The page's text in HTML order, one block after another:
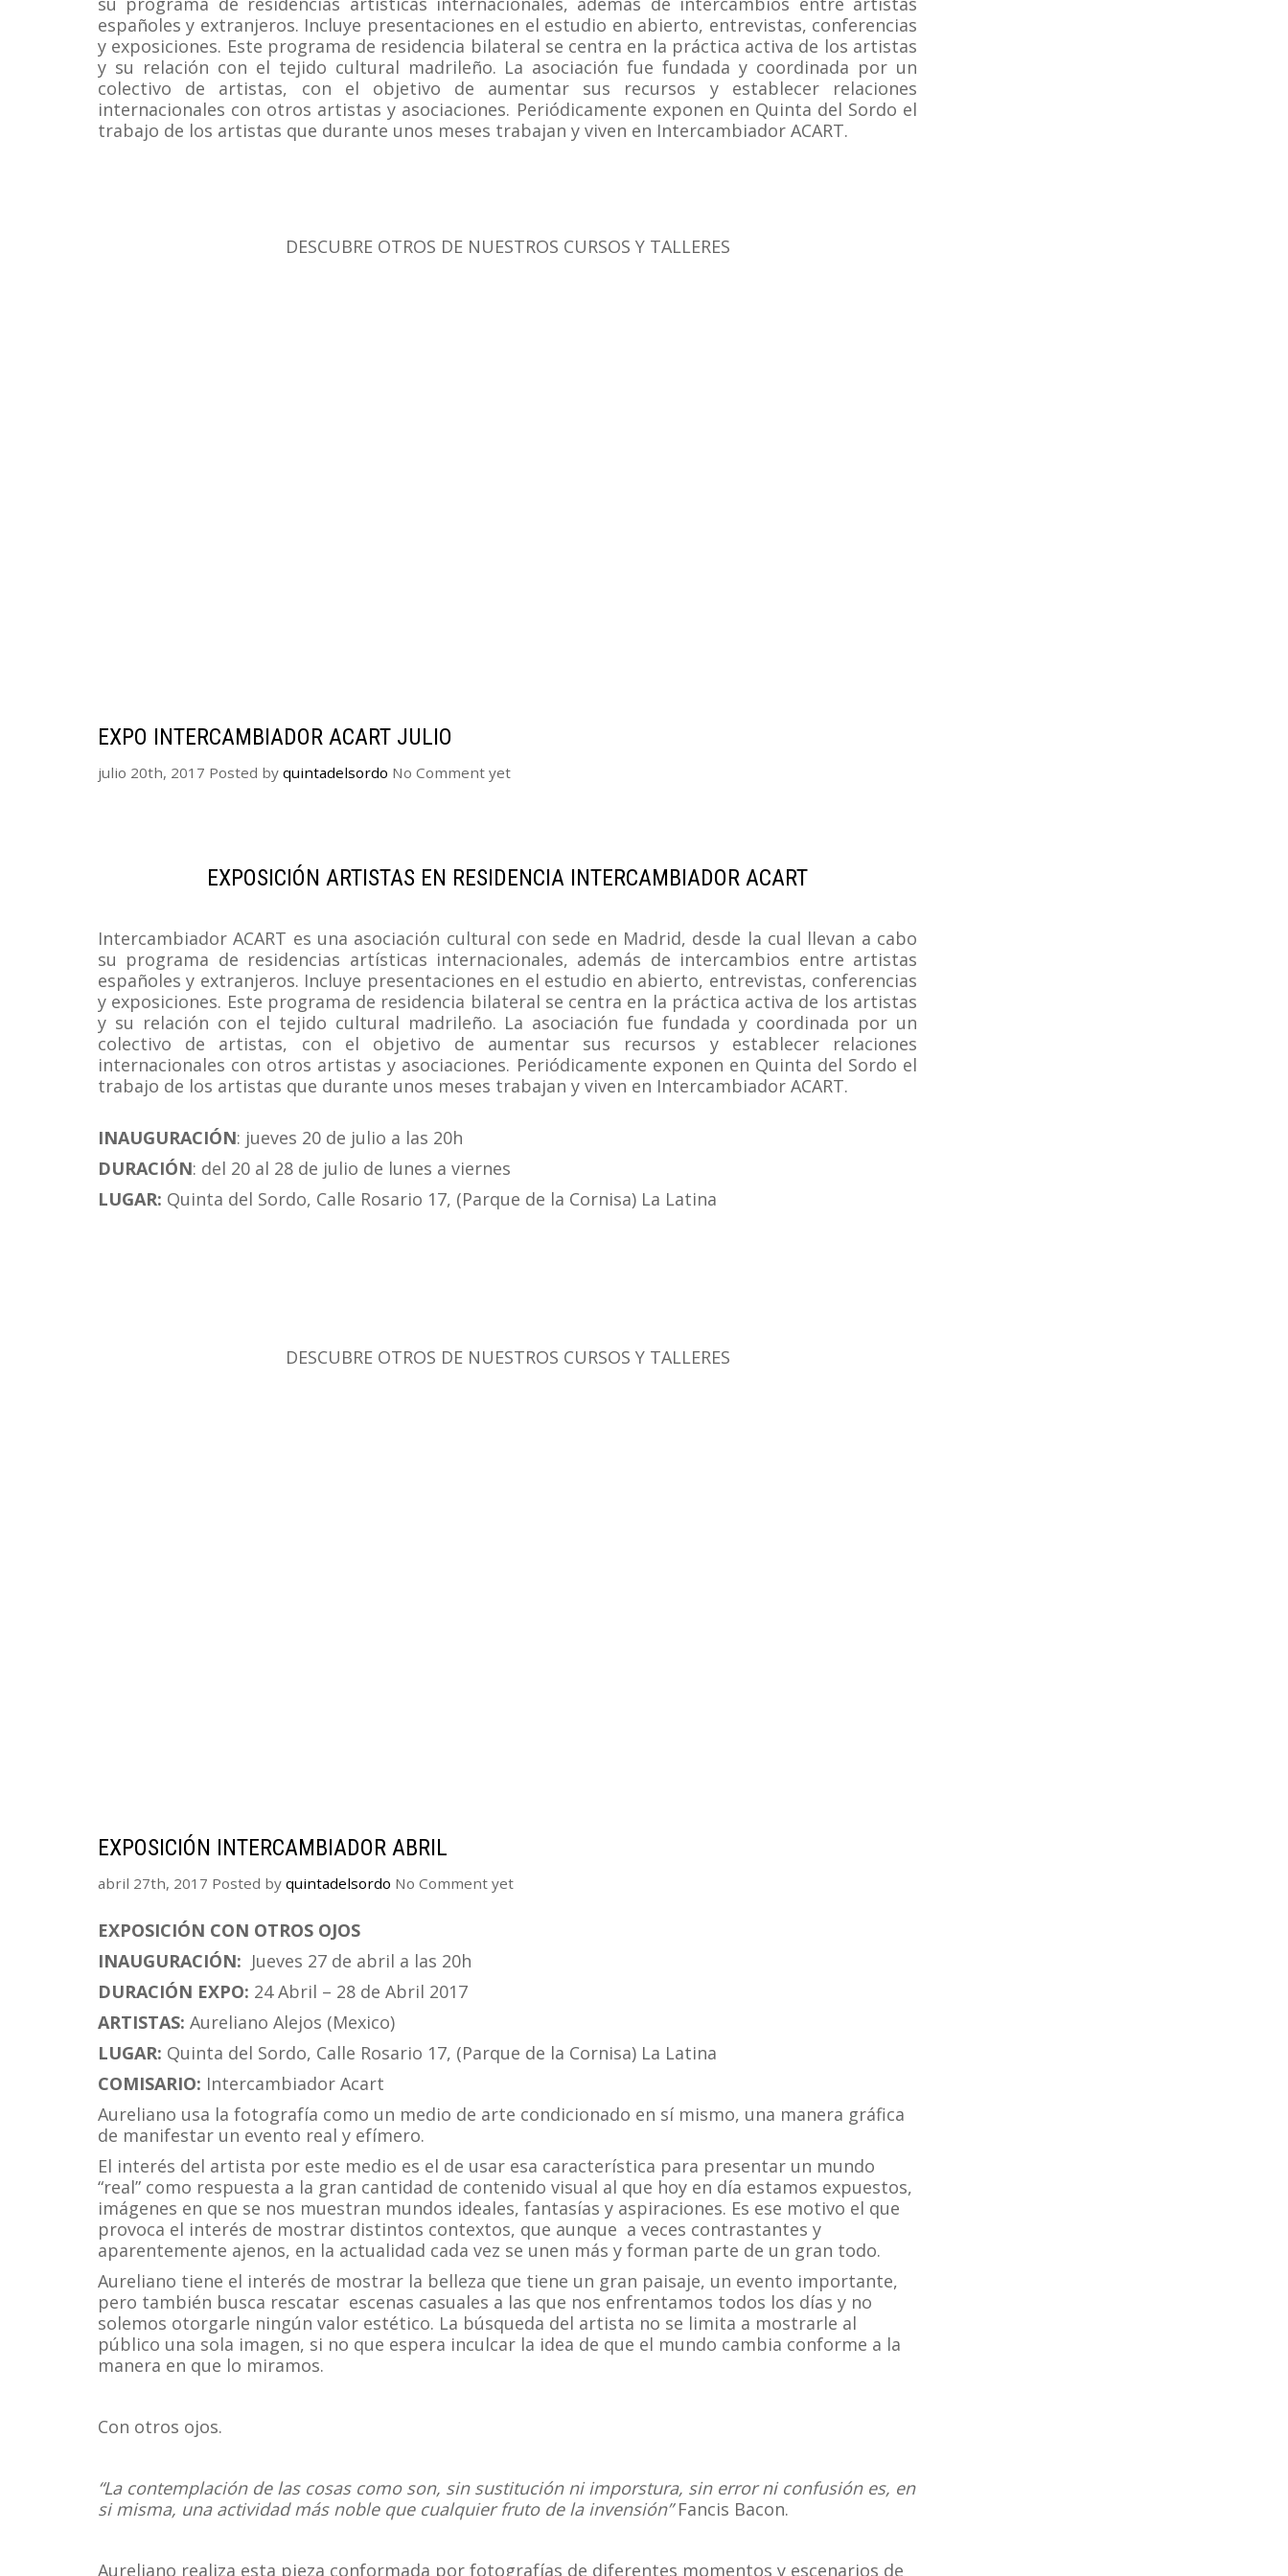
españoles y extranjeros. Incluye presentaciones en el estudio en abierto, entrevistas, conferencias
y exposiciones. Este programa de residencia bilateral se centra en la práctica activa de los artistas
y su relación con el tejido cultural madrileño. La asociación fue fundada y coordinada por un
colectivo de artistas, con el objetivo de aumentar sus recursos y establecer relaciones
internacionales con otros artistas y asociaciones. Periódicamente exponen en Quinta del Sordo el
trabajo de los artistas que durante unos meses trabajan y viven en Intercambiador ACART.
DESCUBRE OTROS DE NUESTROS CURSOS Y TALLERES
EXPO INTERCAMBIADOR ACART JULIO
julio 20th, 2017 Posted by quintadelsordo No Comment yet
EXPOSICIÓN ARTISTAS EN RESIDENCIA INTERCAMBIADOR ACART
Intercambiador ACART es una asociación cultural con sede en Madrid, desde la cual llevan a cabo
su programa de residencias artísticas internacionales, además de intercambios entre artistas
españoles y extranjeros. Incluye presentaciones en el estudio en abierto, entrevistas, conferencias
y exposiciones. Este programa de residencia bilateral se centra en la práctica activa de los artistas
y su relación con el tejido cultural madrileño. La asociación fue fundada y coordinada por un
colectivo de artistas, con el objetivo de aumentar sus recursos y establecer relaciones
internacionales con otros artistas y asociaciones. Periódicamente exponen en Quinta del Sordo el
trabajo de los artistas que durante unos meses trabajan y viven en Intercambiador ACART.
INAUGURACIÓN: jueves 20 de julio a las 20h
DURACIÓN: del 20 al 28 de julio de lunes a viernes
LUGAR: Quinta del Sordo, Calle Rosario 17, (Parque de la Cornisa) La Latina
DESCUBRE OTROS DE NUESTROS CURSOS Y TALLERES
EXPOSICIÓN INTERCAMBIADOR ABRIL
abril 27th, 2017 Posted by quintadelsordo No Comment yet
EXPOSICIÓN CON OTROS OJOS
INAUGURACIÓN: Jueves 27 de abril a las 20h
DURACIÓN EXPO: 24 Abril – 28 de Abril 2017
ARTISTAS: Aureliano Alejos (Mexico)
LUGAR: Quinta del Sordo, Calle Rosario 17, (Parque de la Cornisa) La Latina
COMISARIO: Intercambiador Acart
Aureliano usa la fotografía como un medio de arte condicionado en sí mismo, una manera gráfica
de manifestar un evento real y efímero.
El interés del artista por este medio es el de usar esa característica para presentar un mundo
“real” como respuesta a la gran cantidad de contenido visual al que hoy en día estamos expuestos,
imágenes en que se nos muestran mundos ideales, fantasías y aspiraciones. Es ese motivo el que
provoca el interés de mostrar distintos contextos, que aunque a veces contrastantes y
aparentemente ajenos, en la actualidad cada vez se unen más y forman parte de un gran todo.
Aureliano tiene el interés de mostrar la belleza que tiene un gran paisaje, un evento importante,
pero también busca rescatar escenas casuales a las que nos enfrentamos todos los días y no
solemos otorgarle ningún valor estético. La búsqueda del artista no se limita a mostrarle al
público una sola imagen, si no que espera inculcar la idea de que el mundo cambia conforme a la
manera en que lo miramos.
Con otros ojos.
“La contemplación de las cosas como son, sin sustitución ni imporstura, sin error ni confusión es, en
si misma, una actividad más noble que cualquier fruto de la invensión” Fancis Bacon.
Aureliano realiza esta pieza conformada por fotografías de diferentes momentos y escenarios de